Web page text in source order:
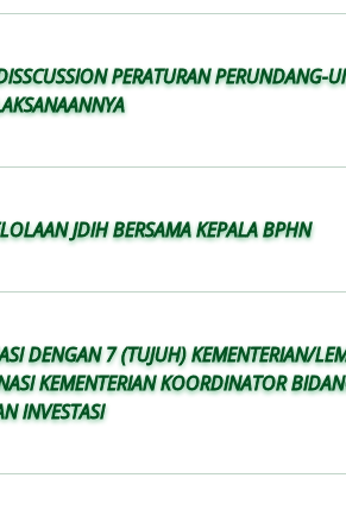
PERATURAN PERUNDANG-
JDIH BERSAMA KEPALA BPHN
DENGAN 7 (TUJUH) KEMENTERIAN/
KEMENTERIAN KOORDINATOR
INVESTASI